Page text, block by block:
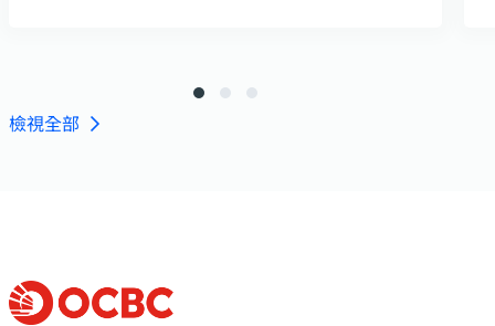
檢視全部